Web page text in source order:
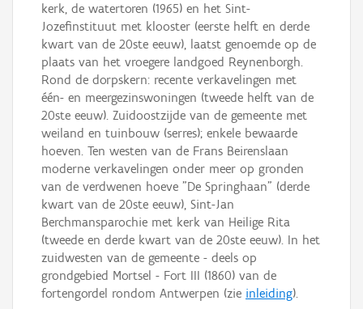
kerk, de watertoren (1965) en het Sint-
Jozefinstituut met klooster (eerste helft en derde
kwart van de 20ste eeuw), laatst genoemde op de
plaats van het vroegere landgoed Reynenborgh.
Rond de dorpskern: recente verkavelingen met
één- en meergezinswoningen (tweede helft van de
20ste eeuw). Zuidoostzijde van de gemeente met
weiland en tuinbouw (serres); enkele bewaarde
hoeven. Ten westen van de Frans Beirenslaan
moderne verkavelingen onder meer op gronden
van de verdwenen hoeve "De Springhaan" (derde
kwart van de 20ste eeuw), Sint-Jan
Berchmansparochie met kerk van Heilige Rita
(tweede en derde kwart van de 20ste eeuw). In het
zuidwesten van de gemeente - deels op
grondgebied Mortsel - Fort III (1860) van de
fortengordel rondom Antwerpen (zie inleiding).